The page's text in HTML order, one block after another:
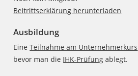
Beitrittserklärung herunterladen
Ausbildung
EineTeilnahme am Unternehmerkurs
bevor man die IHK-Prüfung ablegt.